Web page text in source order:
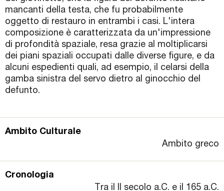
mancanti della testa, che fu probabilmente
oggetto di restauro in entrambi i casi. L'intera
composizione è caratterizzata da un'impressione
di profondità spaziale, resa grazie al moltiplicarsi
dei piani spaziali occupati dalle diverse figure, e da
alcuni espedienti quali, ad esempio, il celarsi della
gamba sinistra del servo dietro al ginocchio del
defunto.
Ambito Culturale
Ambito greco
Cronologia
Tra il II secolo a.C. e il 165 a.C.